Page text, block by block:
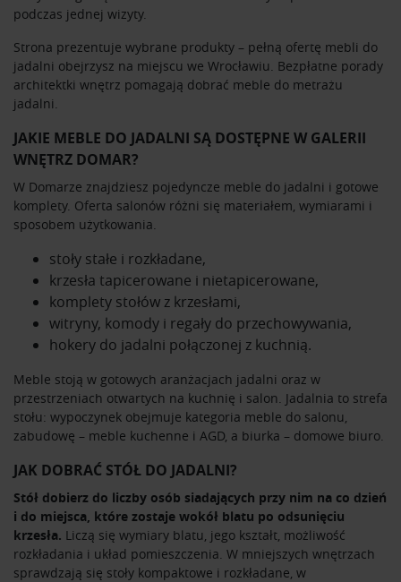
podczas jednej wizyty.
Strona prezentuje wybrane produkty – pełną ofertę mebli do
jadalni obejrzysz na miejscu we Wrocławiu. Bezpłatne porady
architektki wnętrz pomagają dobrać meble do metrażu
jadalni.
JAKIE MEBLE DO JADALNI SĄ DOSTĘPNE W GALERII
WNĘTRZ DOMAR?
W Domarze znajdziesz pojedyncze meble do jadalni i gotowe
komplety. Oferta salonów różni się materiałem, wymiarami i
sposobem użytkowania.
stoły stałe i rozkładane,
krzesła tapicerowane i nietapicerowane,
komplety stołów z krzesłami,
witryny, komody i regały do przechowywania,
hokery do jadalni połączonej z kuchnią.
Meble stoją w gotowych aranżacjach jadalni oraz w
przestrzeniach otwartych na kuchnię i salon. Jadalnia to strefa
stołu: wypoczynek obejmuje kategoria meble do salonu,
zabudowę – meble kuchenne i AGD, a biurka – domowe biuro.
JAK DOBRAĆ STÓŁ DO JADALNI?
Stół dobierz do liczby osób siadających przy nim na co dzień
i do miejsca, które zostaje wokół blatu po odsunięciu
krzesła. Liczą się wymiary blatu, jego kształt, możliwość
rozkładania i układ pomieszczenia. W mniejszych wnętrzach
sprawdzają się stoły kompaktowe i rozkładane, w